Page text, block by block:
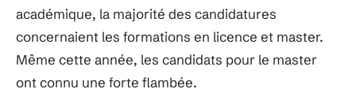
académique, la majorité des candidatures
concernaient les formations en licence et master.
Même cette année, les candidats pour le master
ont connu une forte flambée.